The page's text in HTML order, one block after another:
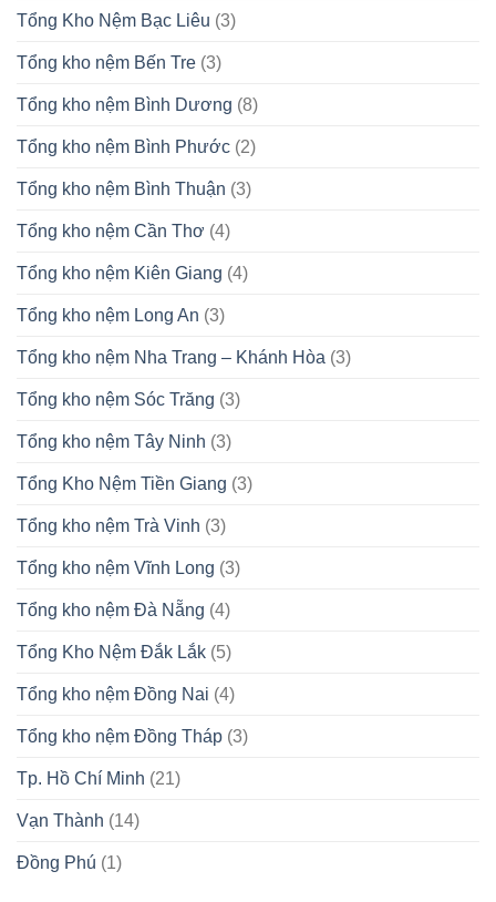
Tổng Kho Nệm Bạc Liêu (3)
Tổng kho nệm Bến Tre (3)
Tổng kho nệm Bình Dương (8)
Tổng kho nệm Bình Phước (2)
Tổng kho nệm Bình Thuận (3)
Tổng kho nệm Cần Thơ (4)
Tổng kho nệm Kiên Giang (4)
Tổng kho nệm Long An (3)
Tổng kho nệm Nha Trang – Khánh Hòa (3)
Tổng kho nệm Sóc Trăng (3)
Tổng kho nệm Tây Ninh (3)
Tổng Kho Nệm Tiền Giang (3)
Tổng kho nệm Trà Vinh (3)
Tổng kho nệm Vĩnh Long (3)
Tổng kho nệm Đà Nẵng (4)
Tổng Kho Nệm Đắk Lắk (5)
Tổng kho nệm Đồng Nai (4)
Tổng kho nệm Đồng Tháp (3)
Tp. Hồ Chí Minh (21)
Vạn Thành (14)
Đồng Phú (1)